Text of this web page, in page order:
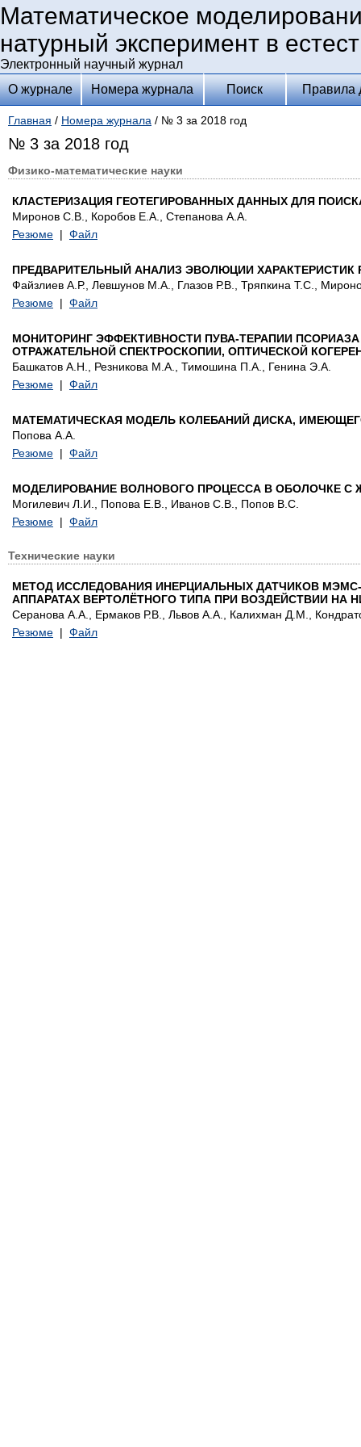
Математическое
натурный эксперимент в
Электронный научный журнал
О журнале
Номера журнала Поиск Правила
Главная / Номера журнала / № 3 за 2018 год
№ 3 за 2018 год
Физико-математические науки
КЛАСТЕРИЗАЦИЯ ГЕОТЕГИРОВАННЫХ ДАННЫХ ДЛЯ
Миронов С.В., Коробов Е.А., Степанова А.А.
Резюме | Файл
ПРЕДВАРИТЕЛЬНЫЙ АНАЛИЗ ЭВОЛЮЦИИ
Файзлиев А.Р., Левшунов М.А., Глазов Р.В., Тряпкина Т.С.,
Резюме | Файл
МОНИТОРИНГ ЭФФЕКТИВНОСТИ ПУВА-ТЕРАПИИ
ОТРАЖАТЕЛЬНОЙ СПЕКТРОСКОПИИ, ОПТИЧЕСКОЙ
Башкатов А.Н., Резникова М.А., Тимошина П.А., Генина Э.А.
Резюме | Файл
МАТЕМАТИЧЕСКАЯ МОДЕЛЬ КОЛЕБАНИЙ ДИСКА,
Попова А.А.
Резюме | Файл
МОДЕЛИРОВАНИЕ ВОЛНОВОГО ПРОЦЕССА В ОБОЛОЧКЕ С
Могилевич Л.И., Попова Е.В., Иванов С.В., Попов В.С.
Резюме | Файл
Технические науки
МЕТОД ИССЛЕДОВАНИЯ ИНЕРЦИАЛЬНЫХ ДАТЧИКОВ
АППАРАТАХ ВЕРТОЛЁТНОГО ТИПА ПРИ ВОЗДЕЙСТВИИ НА
Серанова А.А., Ермаков Р.В., Львов А.А., Калихман Д.М.,
Резюме | Файл